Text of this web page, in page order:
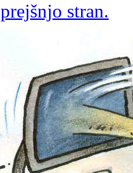
prejšnjo stran.